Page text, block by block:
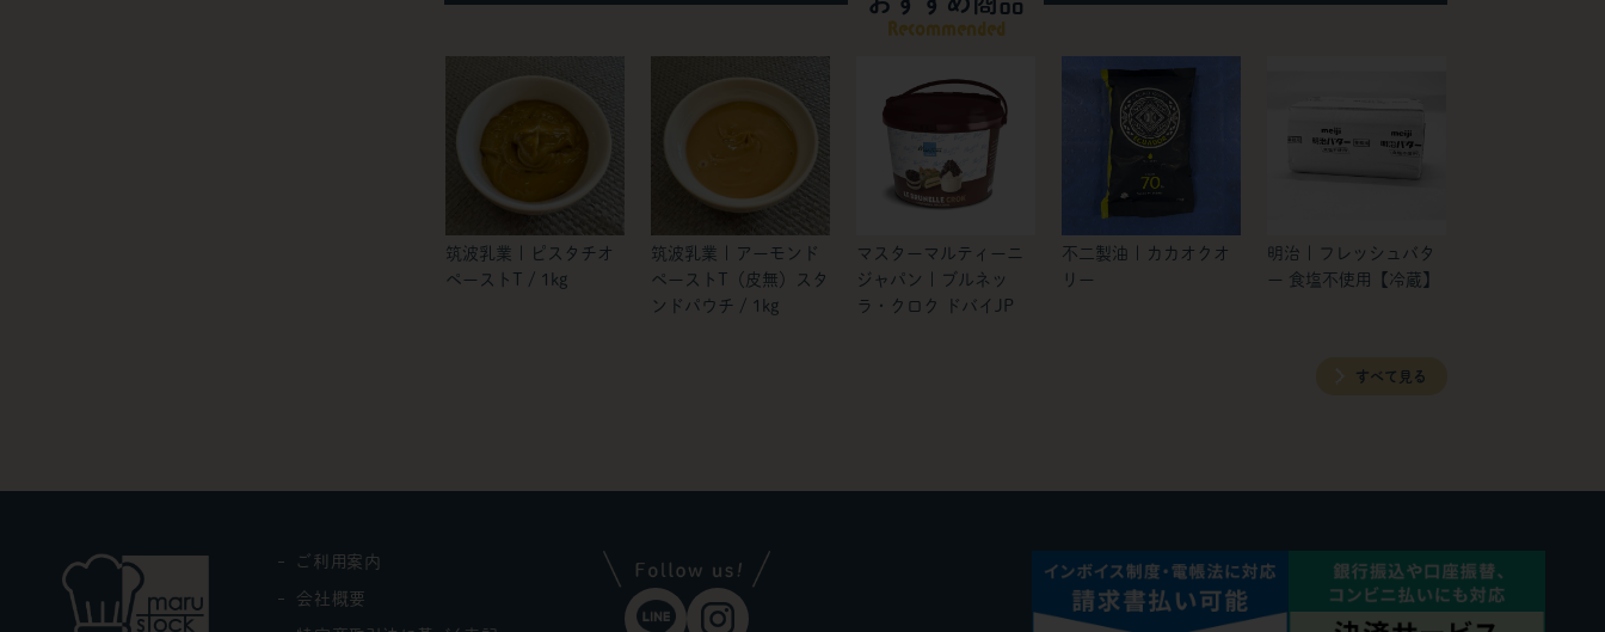
Recommended
筑波乳業 | ピスタチオ
ペーストT / 1kg
筑波乳業 | アーモンド
ペーストT（皮無）スタ
ンドパウチ / 1kg
マスターマルティーニ
ジャパン | ブルネッ
ラ・クロク ドバイJP
不二製油 | カカオクオ
リー
明治 | フレッシュバタ
ー 食塩不使用【冷蔵】
すべて見る
ご利用案内
会社概要